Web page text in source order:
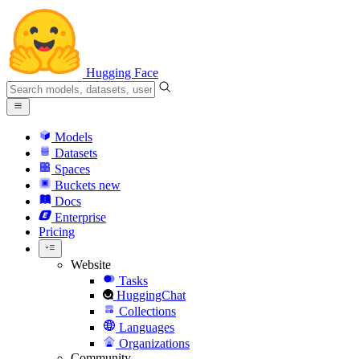
Hugging Face
Models
Datasets
Spaces
Buckets new
Docs
Enterprise
Pricing
Website
Tasks
HuggingChat
Collections
Languages
Organizations